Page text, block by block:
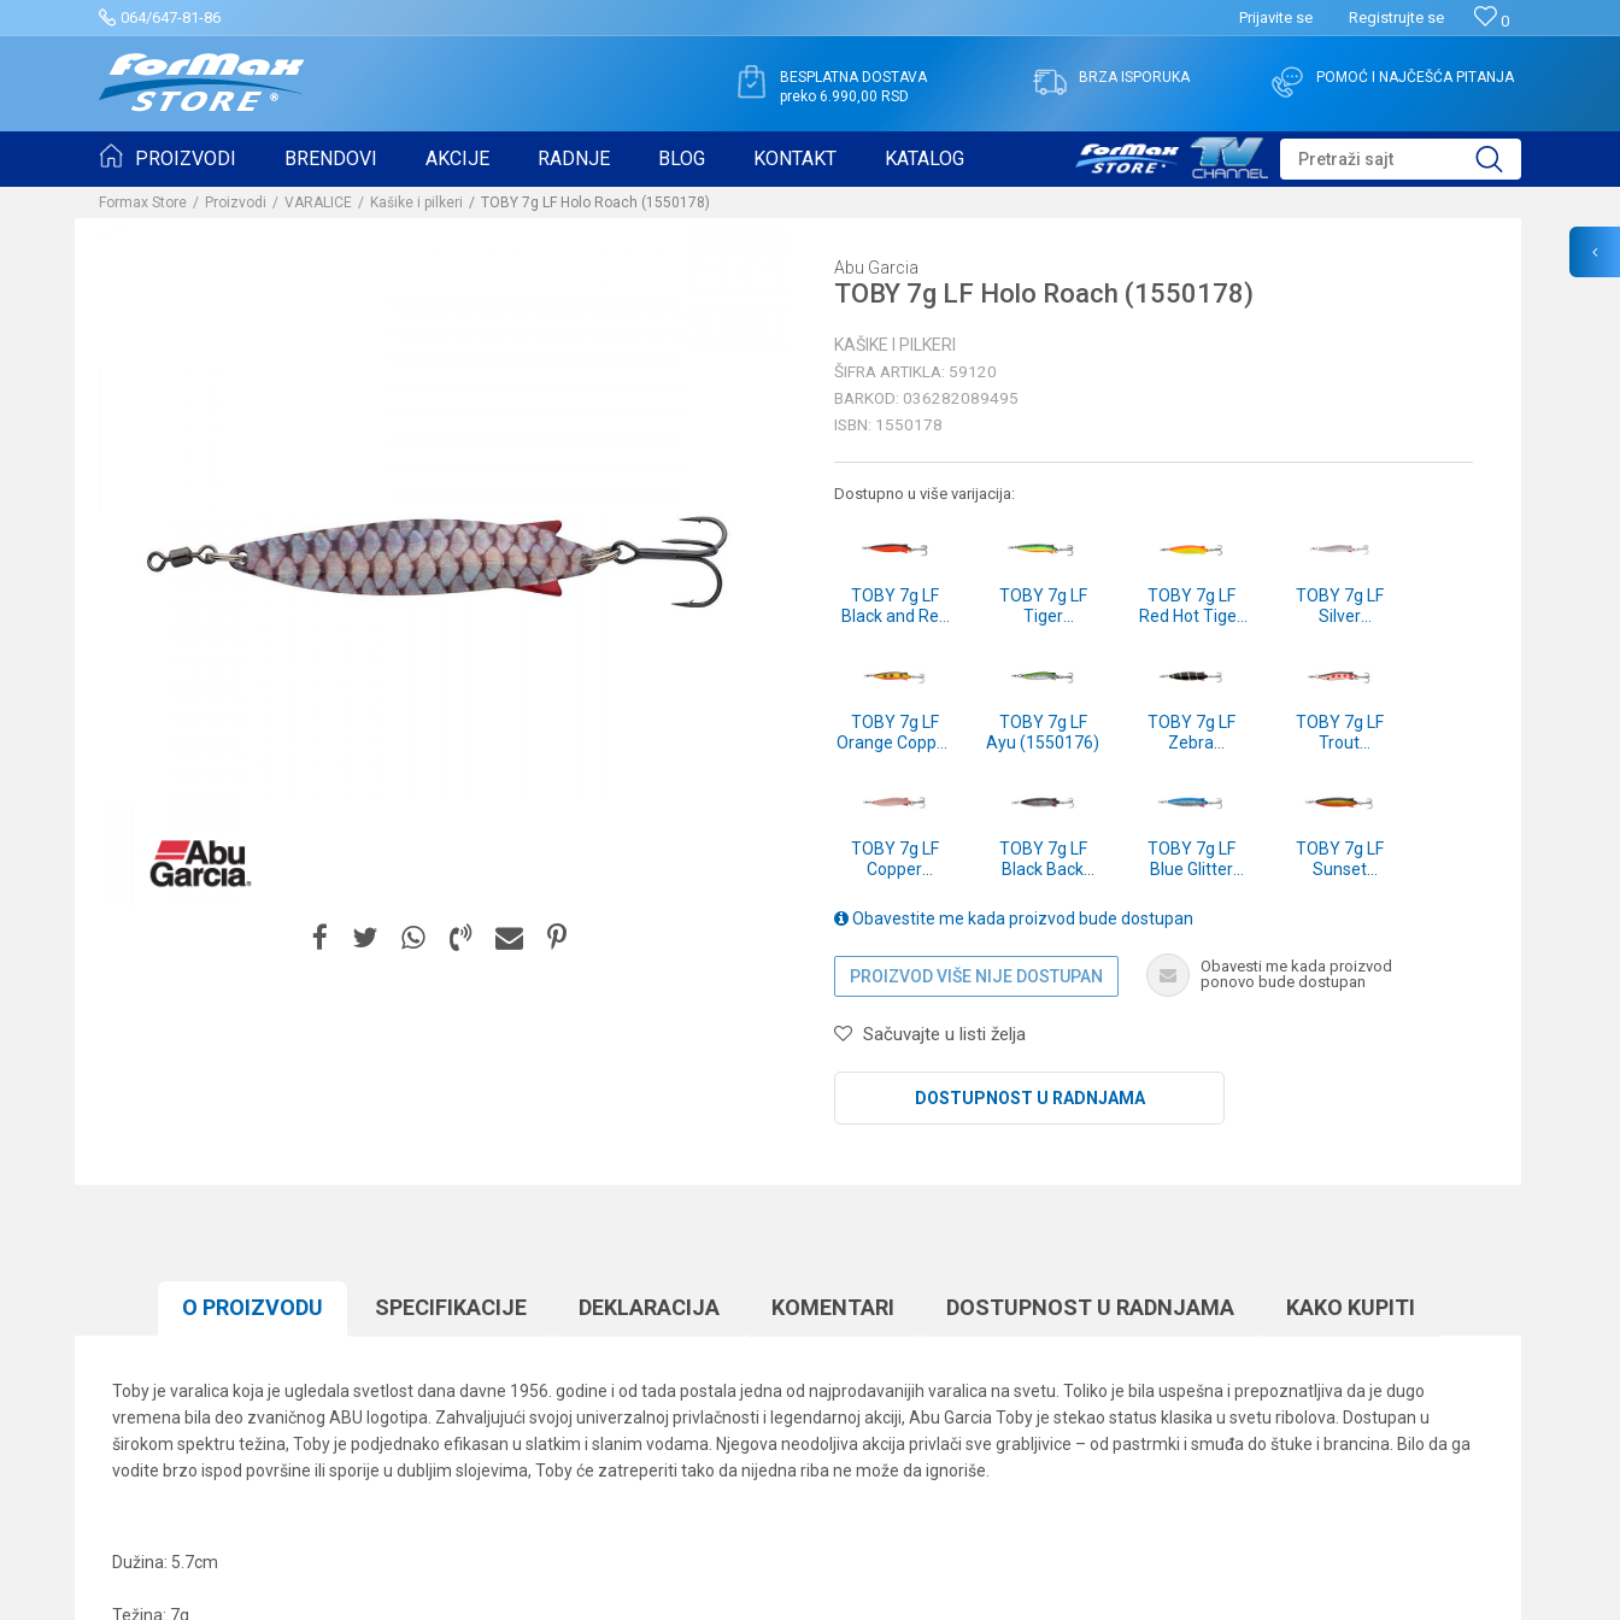
064/647-81-86 0
Prijavite se Registrujte se
BESPLATNA DOSTAVA
preko 6.990,00 RSD
BRZA ISPORUKA POMOĆ I NAJČEŠĆA PITANJA
PROIZVODI BRENDOVI AKCIJE RADNJE BLOG KONTAKT KATALOG Pretraži sajt
Formax Store Proizvodi VARALICE Kašike i pilkeri TOBY 7g LF Holo Roach (1550178)
Abu Garcia
TOBY 7g LF Holo Roach (1550178)
KAŠIKE I PILKERI
ŠIFRA ARTIKLA: 59120
BARKOD: 036282089495
ISBN: 1550178
Dostupno u više varijacija:
TOBY 7g LF
Black and Red
TOBY 7g LF
Tiger
TOBY 7g LF
Red Hot Tiger
TOBY 7g LF
Silver
TOBY 7g LF
Orange Copper
TOBY 7g LF
Ayu (1550176)
TOBY 7g LF
Zebra
TOBY 7g LF
Trout
TOBY 7g LF
Copper
TOBY 7g LF
Black Back
(1546284)
TOBY 7g LF
Blue Glitter
TOBY 7g LF
Sunset
Obavestite me kada proizvod bude dostupan
PROIZVOD VIŠE NIJE DOSTUPAN
Obavesti me kada proizvod
ponovo bude dostupan
Sačuvajte u listi želja
DOSTUPNOST U RADNJAMA
O PROIZVODU SPECIFIKACIJЕ DEKLARACIJA KOMENTARI DOSTUPNOST U RADNJAMA KAKO KUPITI
Toby je varalica koja je ugledala svetlost dana davne 1956. godine i od tada postala jedna od najprodavanijih varalica na svetu. Toliko je bila uspešna i prepoznatljiva da je dugo
vremena bila deo zvaničnog ABU logotipa. Zahvaljujući svojoj univerzalnoj privlačnosti i legendarnoj akciji, Abu Garcia Toby je stekao status klasika u svetu ribolova. Dostupan u
širokom spektru težina, Toby je podjednako efikasan u slatkim i slanim vodama. Njegova neodoljiva akcija privlači sve grabljivice – od pastrmki i smuđa do štuke i brancina. Bilo da ga
vodite brzo ispod površine ili sporije u dubljim slojevima, Toby će zatreperiti tako da nijedna riba ne može da ignoriše.
Dužina: 5.7cm
Težina: 7g